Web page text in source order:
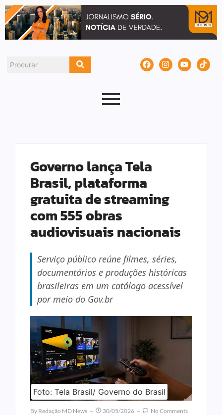
Governo lança Tela
Brasil, plataforma
gratuita de streaming
com 555 obras
audiovisuais nacionais
Serviço público reúne filmes, séries,
documentários e produções históricas
brasileiras em um catálogo acessível
por meio do Gov.br
Foto: Tela Brasil/ Governo do Brasil
By Redação MD News 30/05/2026 No Comments